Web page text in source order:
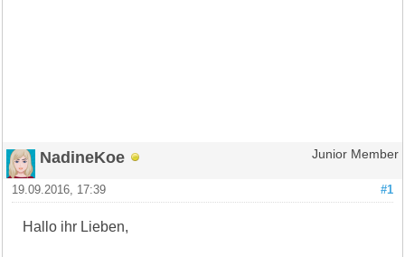
NadineKoe Junior Member
#1
19.09.2016, 17:39
Hallo ihr Lieben,